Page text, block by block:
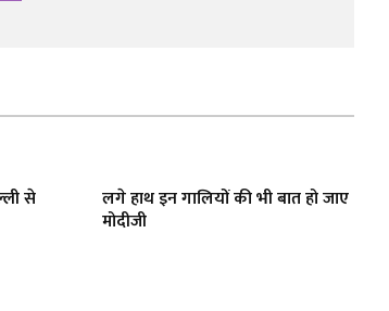
से लगे हाथ इन गालियों की भी बात हो जाए
मोदीजी